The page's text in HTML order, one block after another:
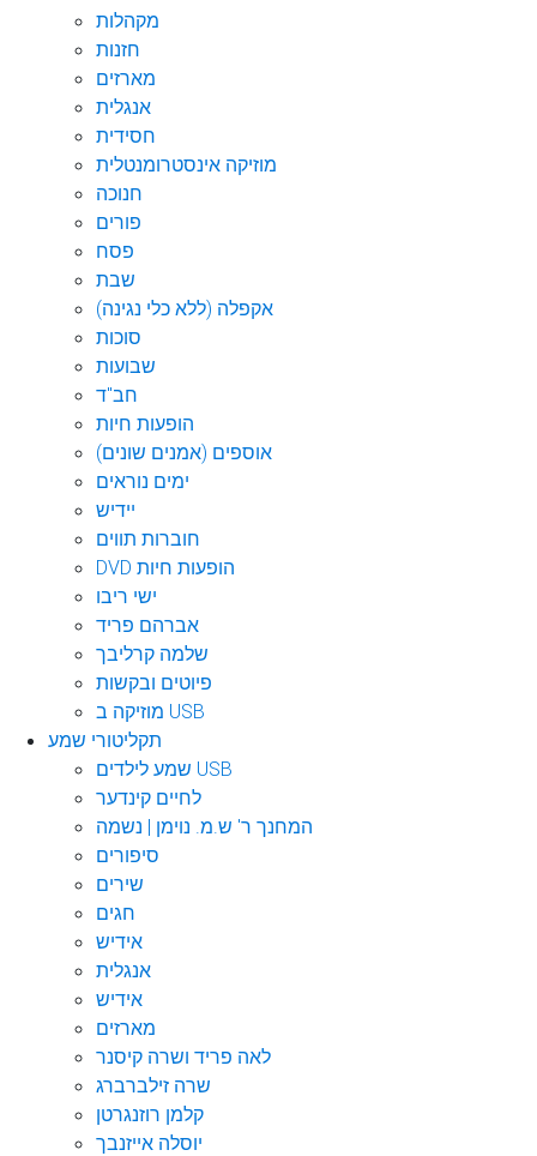
מקהלות
חזנות
מארזים
אנגלית
חסידית
מוזיקה אינסטרומנטלית
חנוכה
פורים
פסח
שבת
אקפלה (ללא כלי נגינה)
סוכות
שבועות
חב"ד
הופעות חיות
אוספים (אמנים שונים)
ימים נוראים
יידיש
חוברות תווים
DVD הופעות חיות
ישי ריבו
אברהם פריד
שלמה קרליבך
פיוטים ובקשות
מוזיקה ב USB
תקליטורי שמע
שמע לילדים USB
לחיים קינדער
המחנך ר' ש.מ. נוימן | נשמה
סיפורים
שירים
חגים
אידיש
אנגלית
אידיש
מארזים
לאה פריד ושרה קיסנר
שרה זילברברג
קלמן רוזנגרטן
יוסלה אייזנבך